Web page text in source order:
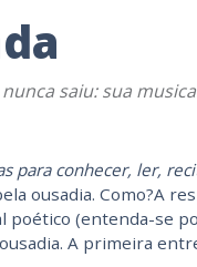
saiu: sua
para conhecer, ler,
ousadia. Como?A
poético (entenda-se
A primeira